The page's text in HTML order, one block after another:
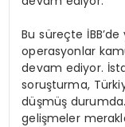
Bu süreçte
operasyonlar
devam ediyor.
soruşturma,
düşmüş
gelişmeler